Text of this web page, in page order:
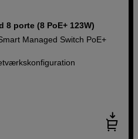
porte (8 PoE+ 123W)
Managed Switch PoE+